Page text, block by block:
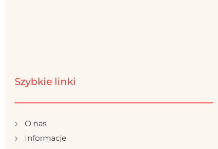
Szybkie linki
O nas
Informacje